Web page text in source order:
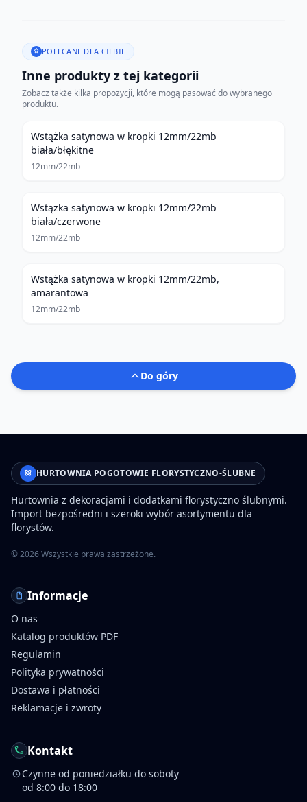
POLECANE DLA CIEBIE
Inne produkty z tej kategorii
Zobacz także kilka propozycji, które mogą pasować do wybranego
produktu.
Wstążka satynowa w kropki 12mm/22mb
biała/błękitne
12mm/22mb
Wstążka satynowa w kropki 12mm/22mb
biała/czerwone
12mm/22mb
Wstążka satynowa w kropki 12mm/22mb,
amarantowa
12mm/22mb
Do góry
HURTOWNIA POGOTOWIE FLORYSTYCZNO-ŚLUBNE
Hurtownia z dekoracjami i dodatkami florystyczno ślubnymi.
Import bezpośredni i szeroki wybór asortymentu dla
florystów.
©2026Wszystkie prawa zastrzeżone.
Informacje
O nas
Katalog produktów PDF
Regulamin
Polityka prywatności
Dostawa i płatności
Reklamacje i zwroty
Kontakt
Czynne od poniedziałku do soboty
od 8:00 do 18:00